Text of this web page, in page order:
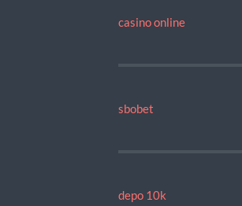
casino online
sbobet
depo 10k